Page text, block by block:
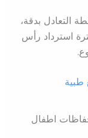
التعادل بدقة،
استرداد رأس
اطفال